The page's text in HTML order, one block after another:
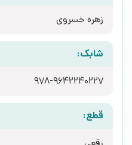
زهره خسروی
شابک:
978-9642240227
قطع: